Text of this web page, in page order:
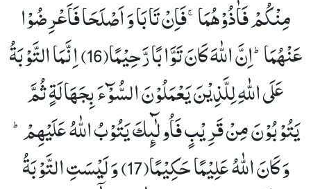
مِنْكُمْ فَاٰذُوْهُمَاۚ-فَاِنْ تَابَا وَ اَصْلَحَا فَاَعْرِضُوْا
عَنْهُمَاؕ-اِنَّ اللّٰهَ كَانَ تَوَّابًا رَّحِیْمًا(16)
اِنَّمَا التَّوْبَةُ
عَلَى اللّٰهِ لِلَّذِیْنَ یَعْمَلُوْنَ السُّوْٓءَ بِجَهَالَةٍ ثُمَّ
یَتُوْبُوْنَ مِنْ قَرِیْبٍ فَاُولٰٓىٕكَ یَتُوْبُ اللّٰهُ عَلَیْهِمْؕ-
وَ كَانَ اللّٰهُ عَلِیْمًا حَكِیْمًا(17)
وَ لَیْسَتِ التَّوْبَةُ